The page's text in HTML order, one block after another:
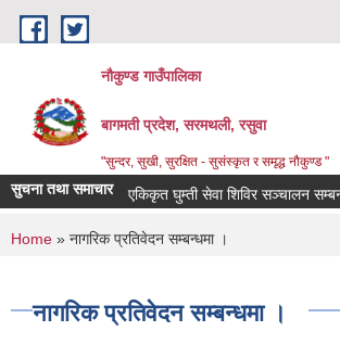
Skip to main content
नौकुण्ड गाउँपालिका
बागमती प्रदेश, सरमथली, रसुवा
"सुन्दर, सुखी, सुरक्षित - सुसंस्कृत र समृद्ध नौकुण्ड "
सुचना तथा समाचारएकिकृत घुम्ती सेवा शिविर सञ्‍चालन
You are here
Home » नागरिक प्रतिवेदन सम्बन्धमा ।
नागरिक प्रतिवेदन सम्बन्धमा ।